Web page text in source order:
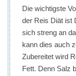
Die wichtigste
der Reis Diät ist
sich streng an
kann dies auch
Zubereitet wird
Fett. Denn Salz